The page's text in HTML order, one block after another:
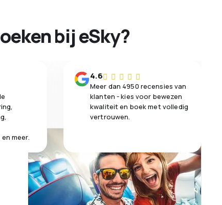
bij eSky?
meer.
4.6
Meer dan 4950 recensies van
klanten - kies voor bewezen
kwaliteit en boek met volledig
vertrouwen.